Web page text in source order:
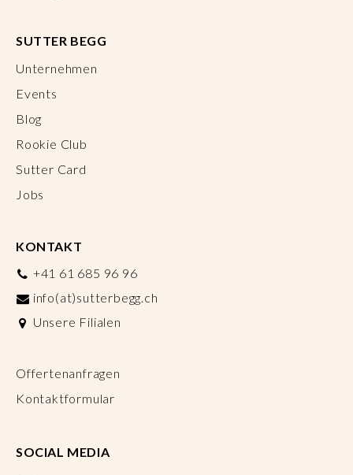
SUTTER BEGG
Unternehmen
Events
Blog
Rookie Club
Sutter Card
Jobs
KONTAKT
+41 61 685 96 96
info(at)sutterbegg.ch
Unsere Filialen
Offertenanfragen
Kontaktformular
SOCIAL MEDIA